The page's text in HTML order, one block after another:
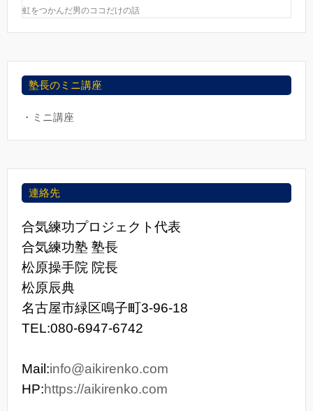
虹をつかんだ男のココだけの話
塾長のミニ講座
・ミニ講座
連絡先
合気練功プロジェクト代表
合気練功塾 塾長
松原操手院 院長
松原辰典
名古屋市緑区鳴子町3-96-18
TEL:080-6947-6742
Mail:info@aikirenko.com
HP:https://aikirenko.com